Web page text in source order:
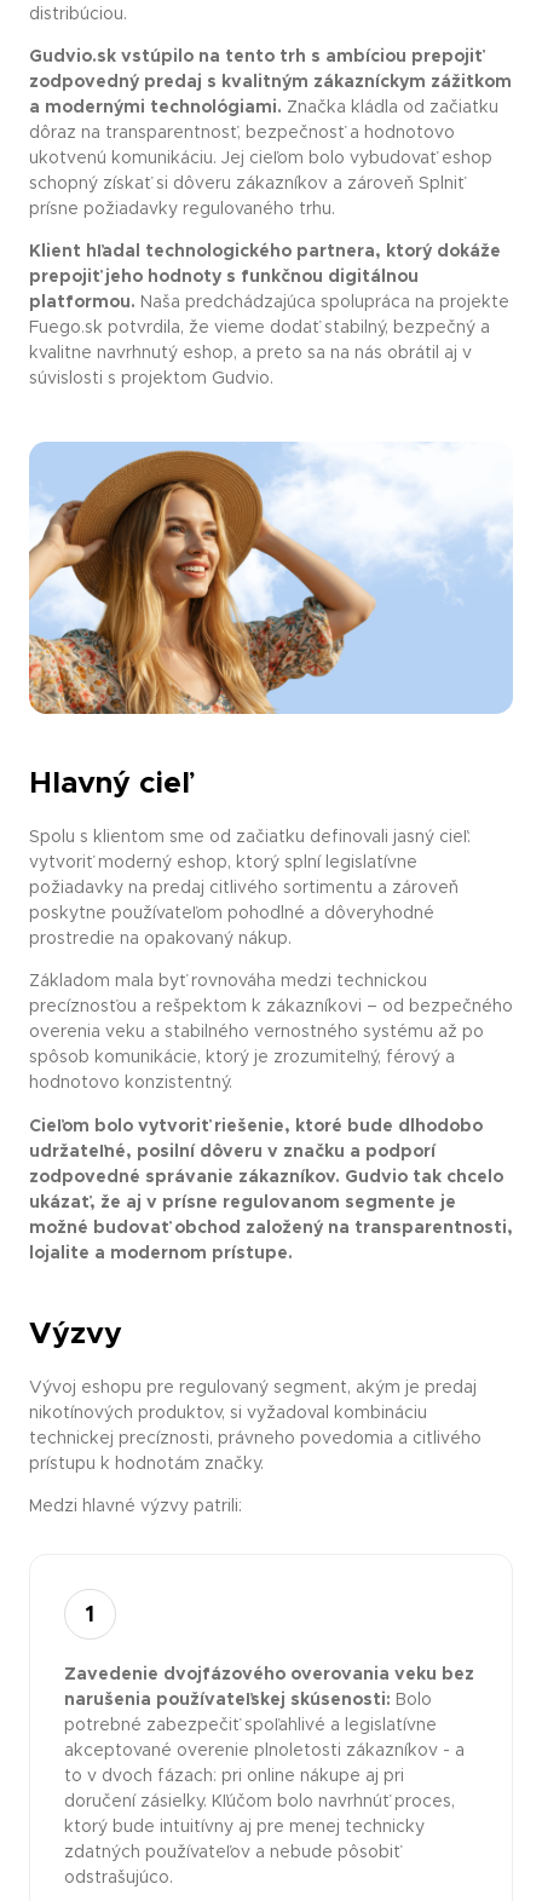
distribúciou.
Gudvio.sk vstúpilo na tento trh s ambíciou prepojiť
zodpovedný predaj s kvalitným zákazníckym zážitkom
a modernými technológiami. Značka kládla od začiatku
dôraz na transparentnosť, bezpečnosť a hodnotovo
ukotvenú komunikáciu. Jej cieľom bolo vybudovať eshop
schopný získať si dôveru zákazníkov a zároveň Splniť
prísne požiadavky regulovaného trhu.
Klient hľadal technologického partnera, ktorý dokáže
prepojiť jeho hodnoty s funkčnou digitálnou
platformou. Naša predchádzajúca spolupráca na projekte
Fuego.sk potvrdila, že vieme dodať stabilný, bezpečný a
kvalitne navrhnutý eshop, a preto sa na nás obrátil aj v
súvislosti s projektom Gudvio.
Hlavný cieľ
Spolu s klientom sme od začiatku definovali jasný cieľ:
vytvoriť moderný eshop, ktorý splní legislatívne
požiadavky na predaj citlivého sortimentu a zároveň
poskytne používateľom pohodlné a dôveryhodné
prostredie na opakovaný nákup.
Základom mala byť rovnováha medzi technickou
precíznosťou a rešpektom k zákazníkovi – od bezpečného
overenia veku a stabilného vernostného systému až po
spôsob komunikácie, ktorý je zrozumiteľný, férový a
hodnotovo konzistentný.
Cieľom bolo vytvoriť riešenie, ktoré bude dlhodobo
udržateľné, posilní dôveru v značku a podporí
zodpovedné správanie zákazníkov. Gudvio tak chcelo
ukázať, že aj v prísne regulovanom segmente je
možné budovať obchod založený na transparentnosti,
lojalite a modernom prístupe.
Výzvy
Vývoj eshopu pre regulovaný segment, akým je predaj
nikotínových produktov, si vyžadoval kombináciu
technickej precíznosti, právneho povedomia a citlivého
prístupu k hodnotám značky.
Medzi hlavné výzvy patrili:
1
Zavedenie dvojfázového overovania veku bez
narušenia používateľskej skúsenosti: Bolo
potrebné zabezpečiť spoľahlivé a legislatívne
akceptované overenie plnoletosti zákazníkov - a
to v dvoch fázach: pri online nákupe aj pri
doručení zásielky. Kľúčom bolo navrhnúť proces,
ktorý bude intuitívny aj pre menej technicky
zdatných používateľov a nebude pôsobiť
odstrašujúco.